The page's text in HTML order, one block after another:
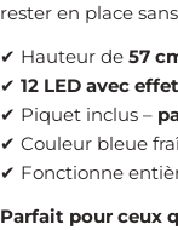
rester en place
✔ Hauteur de 57
✔ 12 LED avec
✔ Piquet inclus –
✔ Couleur bleue
✔ Fonctionne
Parfait pour ceux